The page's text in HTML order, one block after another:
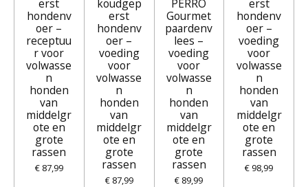
erst
hondenv
oer –
receptuu
r voor
volwasse
n
honden
van
middelgr
ote en
grote
rassen
€ 87,99
koudgep
erst
hondenv
oer –
voeding
voor
volwasse
n
honden
van
middelgr
ote en
grote
rassen
€ 87,99
PERRO
Gourmet
paardenv
lees –
voeding
voor
volwasse
n
honden
van
middelgr
ote en
grote
rassen
€ 89,99
erst
hondenv
oer –
voeding
voor
volwasse
n
honden
van
middelgr
ote en
grote
rassen
€ 98,99